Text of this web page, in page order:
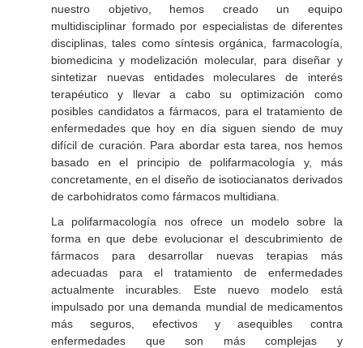
nuestro objetivo, hemos creado un equipo
multidisciplinar formado por especialistas de diferentes
disciplinas, tales como síntesis orgánica, farmacología,
biomedicina y modelización molecular, para diseñar y
sintetizar nuevas entidades moleculares de interés
terapéutico y llevar a cabo su optimización como
posibles candidatos a fármacos, para el tratamiento de
enfermedades que hoy en día siguen siendo de muy
difícil de curación. Para abordar esta tarea, nos hemos
basado en el principio de polifarmacología y, más
concretamente, en el diseño de isotiocianatos derivados
de carbohidratos como fármacos multidiana.
La polifarmacología nos ofrece un modelo sobre la
forma en que debe evolucionar el descubrimiento de
fármacos para desarrollar nuevas terapias más
adecuadas para el tratamiento de enfermedades
actualmente incurables. Este nuevo modelo está
impulsado por una demanda mundial de medicamentos
más seguros, efectivos y asequibles contra
enfermedades que son más complejas y